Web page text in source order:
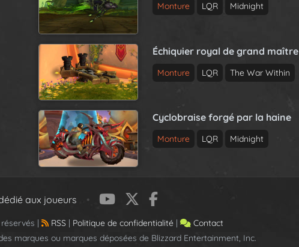
Monture LQR Midnight
Échiquier royal de grand maître
Monture LQR The War Within
Cyclobraise forgé par la haine
Monture LQR Midnight
aux joueurs •
| RSS | Politique de confidentialité |
Contact
marques ou marques déposées de Blizzard Entertainment, Inc.